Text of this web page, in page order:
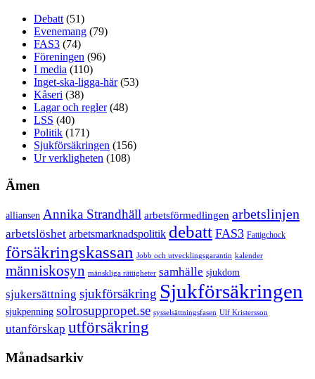
Debatt (51)
Evenemang (79)
FAS3 (74)
Föreningen (96)
I media (110)
Inget-ska-ligga-här(53)
Kåseri (38)
Lagar och regler(48)
LSS (40)
Politik (171)
Sjukförsäkringen (156)
Ur verkligheten (108)
Ämen
alliansen Annika Strandhäll arbetsförmedlingen arbetslinjen
arbetslöshet arbetsmarknadspolitik debatt FAS3 Fattigchock
försäkringskassan Jobb och utvecklingsgarantin kalender
människosyn mänskliga rättigheter samhälle sjukdom
sjukersättning sjukförsäkring Sjukförsäkringen
sjukpenning solrosuppropet.se sysselsättningsfasen Ulf Kristersson
utanförskap utförsäkring
Månadsarkiv